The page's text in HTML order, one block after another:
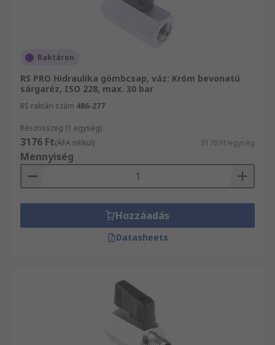
Raktáron
RS PRO Hidraulika gömbcsap, váz: Króm bevonatú
sárgaréz, ISO 228, max. 30 bar
RS raktári szám 486-277
Részösszeg (1 egység)
3176 Ft(ÁFA nélkül) 3176 Ft/egység
Mennyiség
Hozzáadás
Datasheets